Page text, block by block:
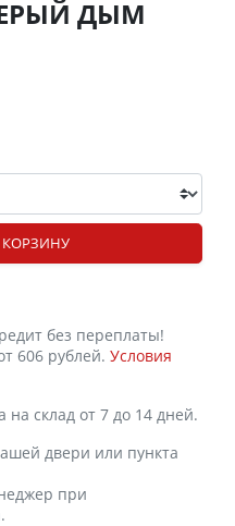
ДЫМ
КОРЗИНУ
без переплаты!
606 рублей. Условия
на склад от 7 до 14 дней.
двери или пункта
при